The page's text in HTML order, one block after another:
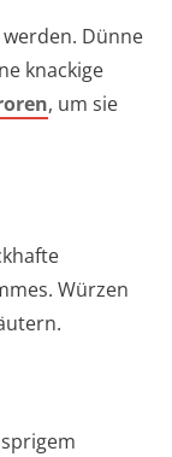
Dünne
knackige
, um sie
Würzen